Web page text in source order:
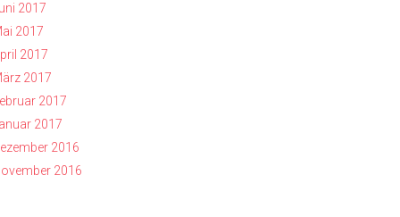
2017
2017
2017
2017
2017
2017
2016
2016